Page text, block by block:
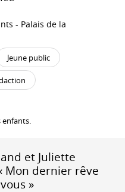
- Palais de la
Jeune public
enfants.
et Juliette
Mon dernier rêve
»